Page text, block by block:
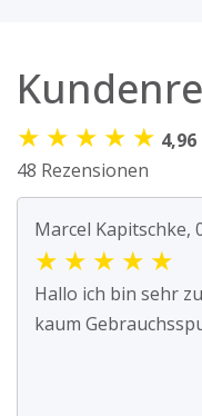
★ ★ ★ ★ ★ 4,96
48 Rezensionen
Marcel Kapitschke,
★ ★ ★ ★ ★
Hallo ich bin sehr
kaum